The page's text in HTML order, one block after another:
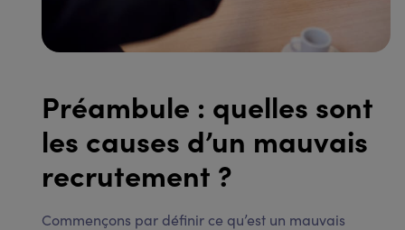
Préambule : quelles sont
les causes d’un mauvais
recrutement ?
Commençons par définir ce qu’est un mauvais